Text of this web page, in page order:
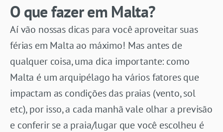
O que fazer em Malta?
Aí vão nossas dicas para você aproveitar suas
férias em Malta ao máximo! Mas antes de
qualquer coisa, uma dica importante: como
Malta é um arquipélago ha vários fatores que
impactam as condições das praias (vento, sol
etc), por isso, a cada manhã vale olhar a previsão
e conferir se a praia/lugar que você escolheu é